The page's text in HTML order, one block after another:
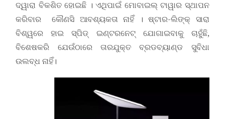
ଦ୍ୱାରା ବିକଶିତ ହୋଇଛି । ଏଥିପାଇଁ ମୋବାଇଲ୍ ଟାୱାର ସ୍ଥାପନ
କରିବାର କୌଣସି ଆବଶ୍ୟକତା ନାହିଁ । ଷ୍ଟାର-ଲିଙ୍କ୍ ସାରା
ବିଶ୍ୱରେ ହାଇ ସ୍ପିଡ୍ ଇଣ୍ଟରନେଟ୍ ଯୋଗାଇବାକୁ ଚାହୁଁଛି,
ବିଶେଷକରି ଯେଉଁଠାରେ ତାରଯୁକ୍ତ ବ୍ରଡବ୍ୟାଣ୍ଡ ସୁବିଧା
ଉଲବ୍ଧ ନାହିଁ।